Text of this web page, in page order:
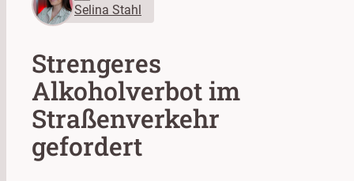
Selina Stahl
Strengeres
Alkoholverbot im
Straßenverkehr
gefordert